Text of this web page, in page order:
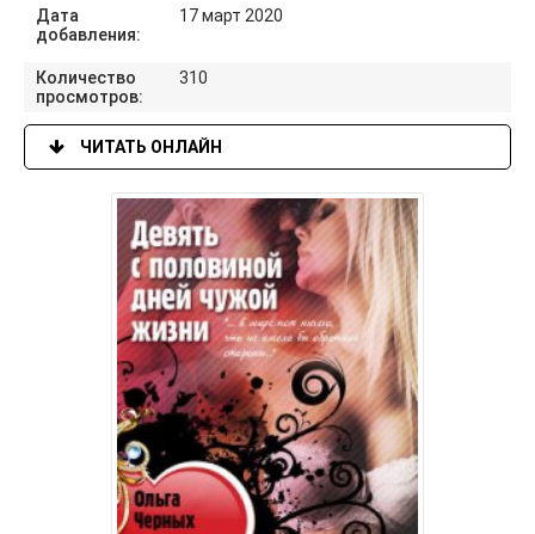
Дата
добавления:
17 март 2020
Количество
просмотров:
310
ЧИТАТЬ ОНЛАЙН